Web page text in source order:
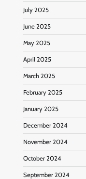
July 2025
June 2025
May 2025
April 2025
March 2025
February 2025
January 2025
December 2024
November 2024
October 2024
September 2024